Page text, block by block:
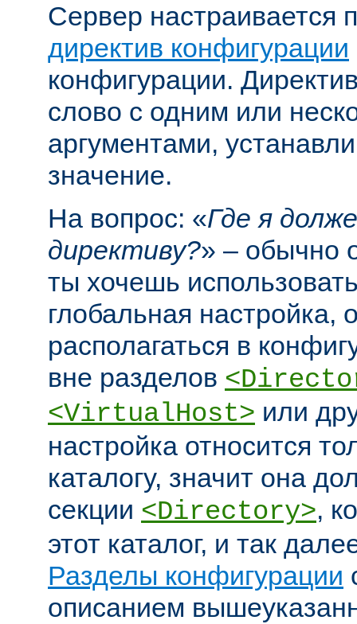
Сервер настраивается
директив конфигурации
конфигурации.
слово с одним или
аргументами,
значение.
На вопрос: «Где я
директиву?» – обычно
ты хочешь
глобальная настройка,
располагаться в
вне разделов
<VirtualHost> или
настройка относится
каталогу, значит она
секции <Directory>,
этот каталог, и так
Разделы конфигурации
описанием